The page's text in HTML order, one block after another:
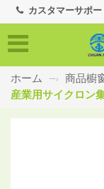
カスタマーサポー
ホーム —› 商品櫥
産業用サイクロン